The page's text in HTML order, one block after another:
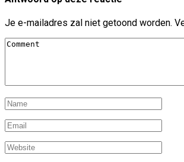
Je e-mailadres zal niet getoond worden.